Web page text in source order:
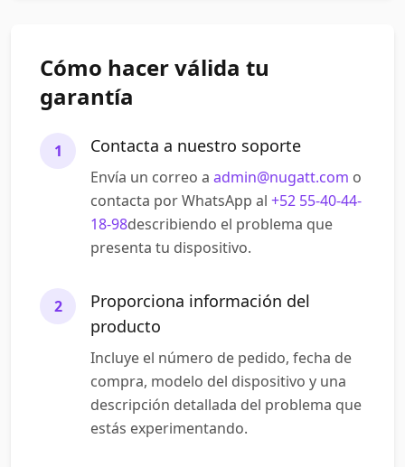
Cómo hacer válida tu
garantía
1 Contacta a nuestro soporte
Envía un correo a admin@nugatt.com o
contacta por WhatsApp al +52 55-40-44-
18-98describiendo el problema que
presenta tu dispositivo.
2
Proporciona información del
producto
Incluye el número de pedido, fecha de
compra, modelo del dispositivo y una
descripción detallada del problema que
estás experimentando.